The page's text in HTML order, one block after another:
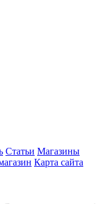
Статьи Магазины
Карта сайта